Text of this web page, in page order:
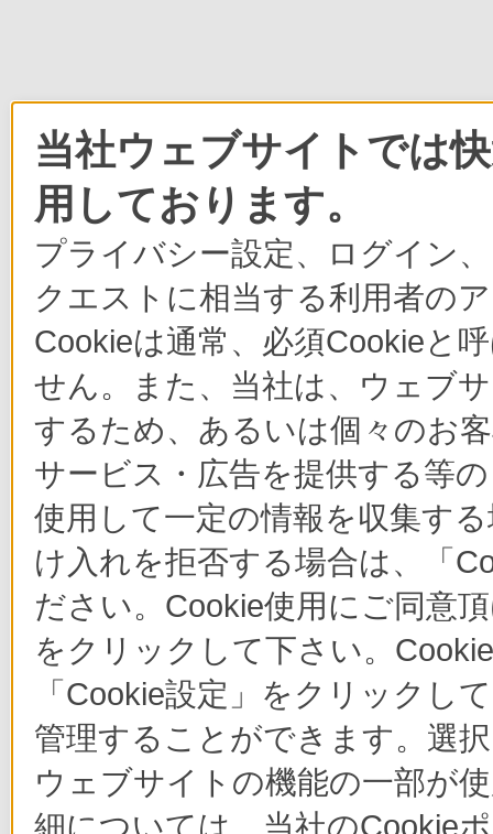
当社ウェブサイトでは
用しております。
プライバシー設定、ログイン
クエストに相当する利用者の
Cookieは通常、必須Cookieと
せん。また、当社は、ウェブ
するため、あるいは個々のお
サービス・広告を提供する等
使用して一定の情報を収集す
け入れを拒否する場合は、「
ださい。Cookie使用にご同意
をクリックして下さい。
「Cookie設定」をクリックし
管理することができます。選
ウェブサイトの機能の一部が
細については、当社のCookie